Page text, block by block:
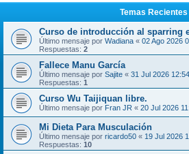
Temas Recientes
Curso de introducción al sparring
Último mensaje por Wadiana « 02 Ago 2026
Respuestas: 2
Fallece Manu García
Último mensaje por Sajite « 31 Jul 2026 12:54
Respuestas: 1
Curso Wu Taijiquan libre.
Último mensaje por Fran JR « 20 Jul 2026
Mi Dieta Para Musculación
Último mensaje por ricardo50 « 19 Jul 2026
Respuestas: 10